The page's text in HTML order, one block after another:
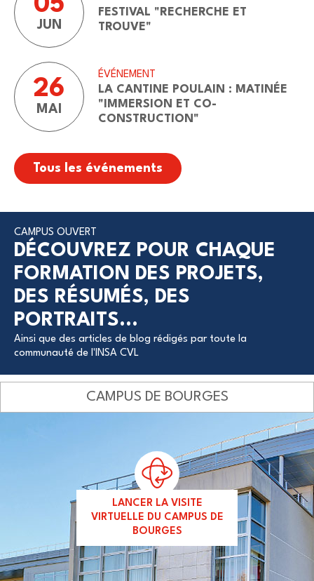
05
JUN
FESTIVAL "RECHERCHE ET
TROUVE"
26
MAI
ÉVÉNEMENT
LA CANTINE POULAIN : MATINÉE
"IMMERSION ET CO-
CONSTRUCTION"
Tous les événements
CAMPUS OUVERT
DÉCOUVREZ POUR CHAQUE
FORMATION DES PROJETS,
DES RÉSUMÉS, DES
PORTRAITS...
Ainsi que des articles de blog rédigés par toute la
communauté de l'INSA CVL
CAMPUS DE BOURGES
LANCER LA VISITE
VIRTUELLE DU CAMPUS DE
BOURGES